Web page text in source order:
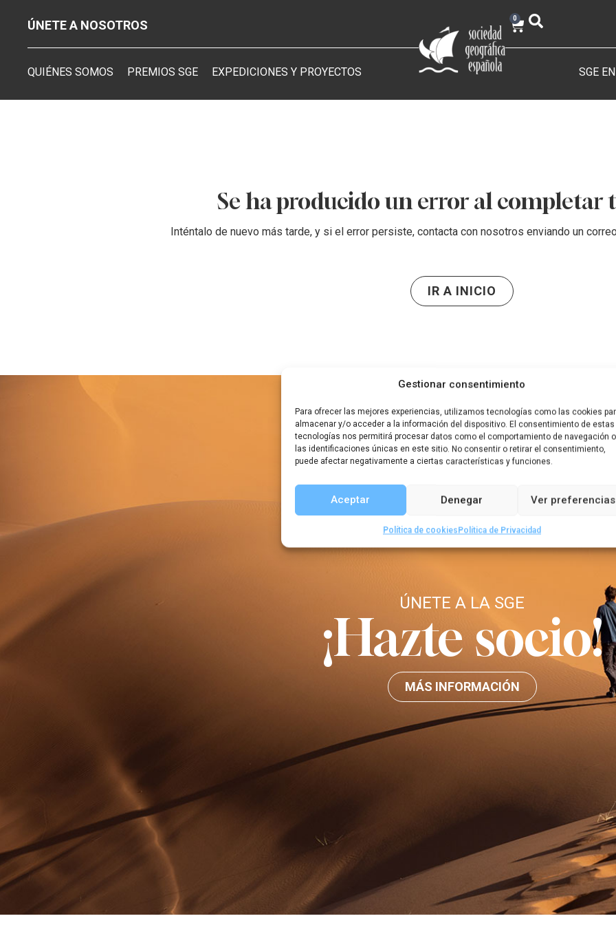
Gestionar consentimiento
Para ofrecer las mejores experiencias, utilizamos tecnologías como las cookies
almacenar y/o acceder a la información del dispositivo. El consentimiento de estas
tecnologías nos permitirá procesar datos como el comportamiento de navegación o
las identificaciones únicas en este sitio. No consentir o retirar el consentimiento,
puede afectar negativamente a ciertas características y funciones.
Aceptar Denegar Ver preferencias
Política de cookiesPolítica de Privacidad
ÚNETE A NOSOTROS
QUIÉNES SOMOS PREMIOS SGE EXPEDICIONES Y PROYECTOS
0
SGE
Se ha producido un error al completar
Inténtalo de nuevo más tarde, y si el error persiste, contacta con nosotros enviando un
IR A INICIO
ÚNETE A LA SGE
¡Hazte socio!
MÁS INFORMACIÓN